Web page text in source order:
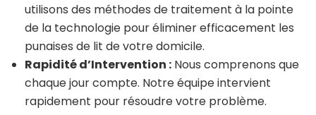
utilisons des méthodes de traitement à la pointe
de la technologie pour éliminer efficacement les
punaises de lit de votre domicile.
Rapidité d’Intervention : Nous comprenons que
chaque jour compte. Notre équipe intervient
rapidement pour résoudre votre problème.